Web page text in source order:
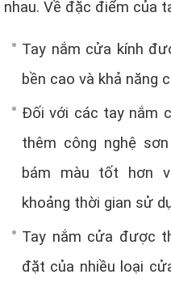
nhau. Về đặc điểm của
Tay nắm cửa kính
bền cao và khả năng
Đối với các tay nắm
thêm công nghệ
bám màu tốt hơn
khoảng thời gian sử
Tay nắm cửa được
đặt của nhiều loại